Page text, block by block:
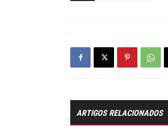
ARTIGOS RELACIONADOS